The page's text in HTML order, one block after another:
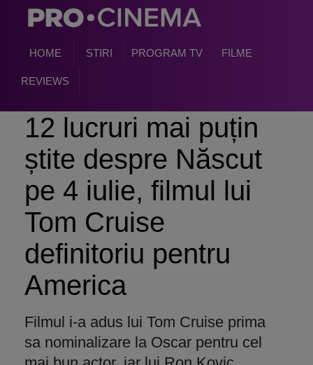
HOME STIRI PROGRAM TV FILME
REVIEWS
12 lucruri mai puțin
știte despre Născut
pe 4 iulie, filmul lui
Tom Cruise
definitoriu pentru
America
Filmul i-a adus lui Tom Cruise prima
sa nominalizare la Oscar pentru cel